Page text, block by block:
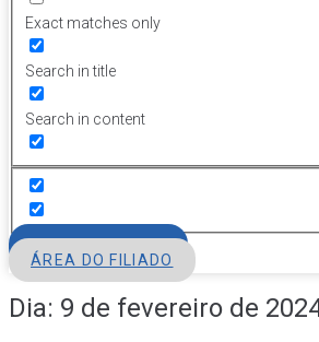
Exact matches only
Search in title
Search in content
ÁREA DO FILIADO
Dia: 9 de fevereiro de